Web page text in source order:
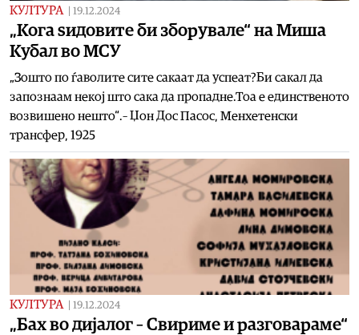
КУЛТУРА 19.12.2024
„Кога ѕидовите би зборувале“ на Миша
Кубал во МСУ
„Зошто по ѓаволите сите сакаат да успеат?Би сакал да
запознаам некој што сака да пропадне.Тоа е единственото
возвишено нешто“.– Џон Дос Пасос, Менхетенски
трансфер, 1925
КУЛТУРА 19.12.2024
„Бах во дијалог – Свириме и разговараме“